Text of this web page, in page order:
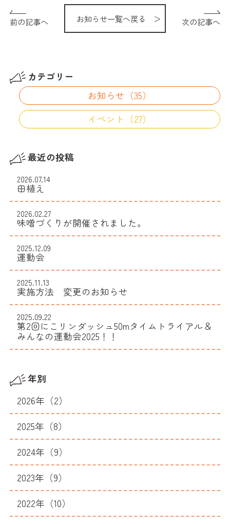
前の記事へ お知らせ一覧へ戻る ＞ 次の記事へ
カテゴリー
イベント（27）
お知らせ（35）
最近の投稿
田植え
2026.07.14
味噌づくりが開催されました。
2026.02.27
運動会
2025.12.09
実施方法 変更のお知らせ
2025.11.13
​​第2回にこリンダッシュ50mタイムトライアル＆
みんなの運動会2025！！
2025.09.22
年別
2026年（2）
2025年（8）
2024年（9）
2023年（9）
2022年（10）